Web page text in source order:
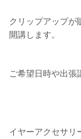
クリップアップが
開講します。
ご希望日時や出張
イヤーアクセサリ